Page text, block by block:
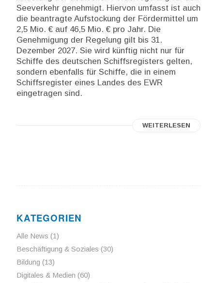
Seeverkehr genehmigt. Hiervon umfasst ist auch
die beantragte Aufstockung der Fördermittel um
2,5 Mio. € auf 46,5 Mio. € pro Jahr. Die
Genehmigung der Regelung gilt bis 31.
Dezember 2027. Sie wird künftig nicht nur für
Schiffe des deutschen Schiffsregisters gelten,
sondern ebenfalls für Schiffe, die in einem
Schiffsregister eines Landes des EWR
eingetragen sind.
WEITERLESEN
KATEGORIEN
Alle News (1)
Beschäftigung & Soziales (30)
Bildung (13)
Digitales & Medien (60)